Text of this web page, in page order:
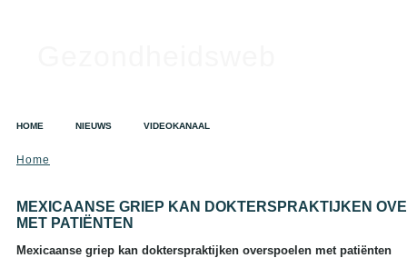
HOME NIEUWS VIDEOKANAAL
SEARCH
Home
MEXICAANSE GRIEP KAN DOKTERSPRAKTIJKEN
MET PATIËNTEN
Mexicaanse griep kan dokterspraktijken overspoelen met patiënten